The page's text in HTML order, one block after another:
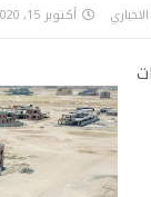
أكتوبر 15, 2020